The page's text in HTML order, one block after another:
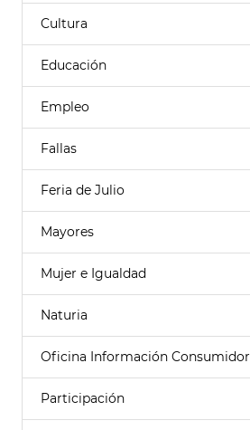
Cultura
Educación
Empleo
Fallas
Feria de Julio
Mayores
Mujer e Igualdad
Naturia
Oficina Información Consumidor
Participación